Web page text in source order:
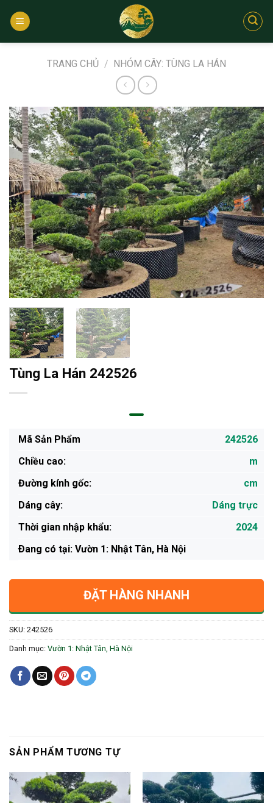
qua
TRANG CHỦ / NHÓM CÂY: TÙNG LA HÁN
Tùng La Hán 242526
Mã Sản Phẩm
242526
Chiều cao:
m
Đường kính gốc:
cm
Dáng cây:
Dáng trực
Thời gian nhập khẩu:
2024
Ðang có tại: Vườn 1: Nhật Tân, Hà Nội
ĐẶT HÀNG NHANH
SKU: 242526
Danh mục: Vườn 1: Nhật Tân, Hà Nội
SẢN PHẨM TƯƠNG TỰ